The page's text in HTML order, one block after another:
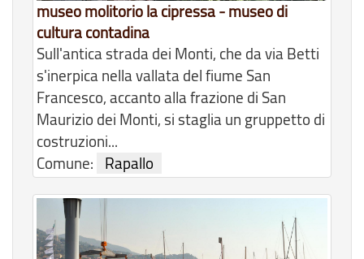
museo molitorio la cipressa - museo di
cultura contadina
Sull'antica strada dei Monti, che da via Betti
s'inerpica nella vallata del fiume San
Francesco, accanto alla frazione di San
Maurizio dei Monti, si staglia un gruppetto di
costruzioni...
Comune:
Rapallo